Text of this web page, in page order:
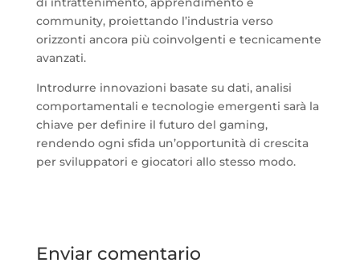
community, proiettando l’industria verso
orizzonti ancora più coinvolgenti e tecnicamente
avanzati.
Introdurre innovazioni basate su dati, analisi
comportamentali e tecnologie emergenti sarà la
chiave per definire il futuro del gaming,
rendendo ogni sfida un’opportunità di crescita
per sviluppatori e giocatori allo stesso modo.
Enviar comentario